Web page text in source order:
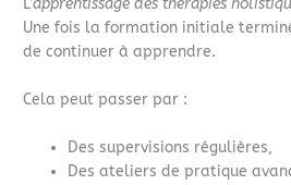
L’apprentissage des thérapies
Une fois la formation initiale
de continuer à apprendre.
Cela peut passer par :
Des supervisions régulières,
Des ateliers de pratique